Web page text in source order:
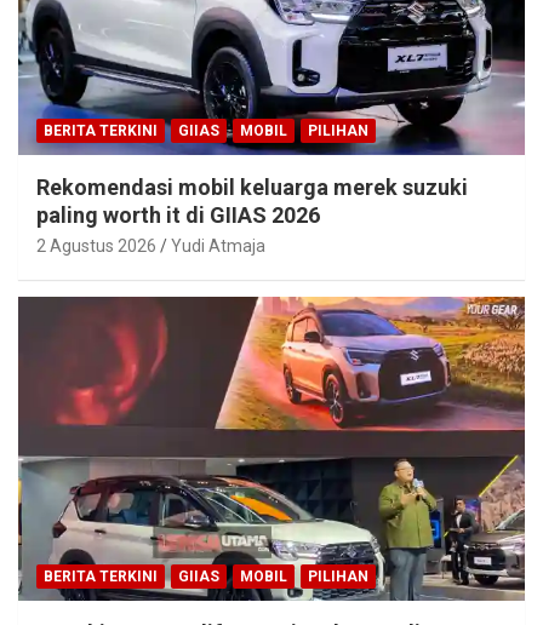
BERITA TERKINI GIIAS MOBIL PILIHAN
Rekomendasi mobil keluarga merek suzuki
paling worth it di GIIAS 2026
2 Agustus 2026 Yudi Atmaja
BERITA TERKINI GIIAS MOBIL PILIHAN